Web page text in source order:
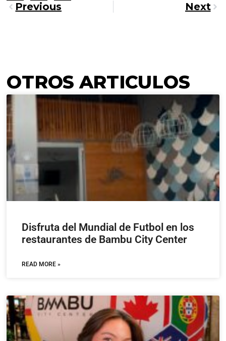
Previous Next
OTROS ARTICULOS
Disfruta del Mundial de Futbol en los
restaurantes de Bambu City Center
READ MORE »